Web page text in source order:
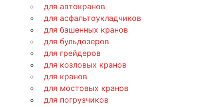
для автокранов
для асфальтоукладчиков
для башенных кранов
для бульдозеров
для грейдеров
для козловых кранов
для кранов
для мостовых кранов
для погрузчиков